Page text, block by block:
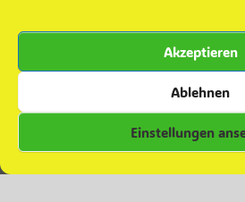
Akzeptieren
Ablehnen
Einstellungen
22. November 2025
Zuwachs für die Einsatzabteilung 28.
Besuch in Colbitz 7. Juni 2025
Kommentare zu Beiträgen